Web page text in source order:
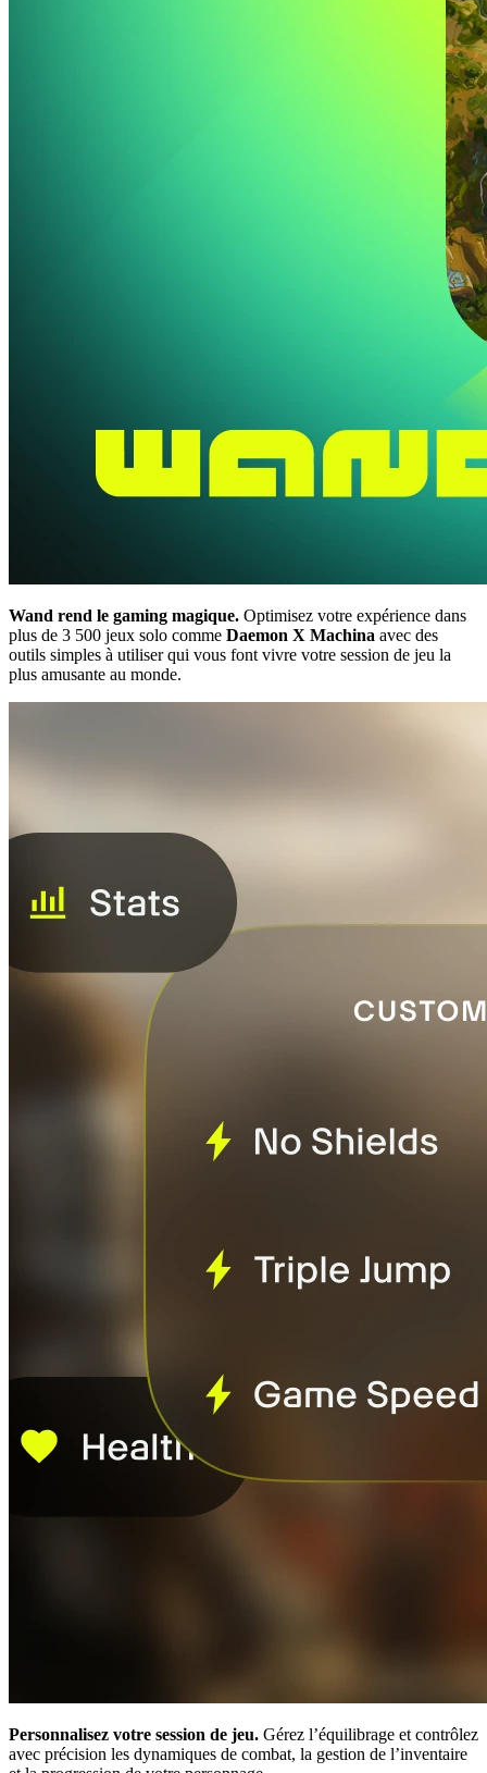
Wand rend le gaming magique. Optimisez votre expérience dans
plus de 3 500 jeux solo comme Daemon X Machina avec des
outils simples à utiliser qui vous font vivre votre session de jeu la
plus amusante au monde.
Personnalisez votre session de jeu. Gérez l’équilibrage et contrôlez
avec précision les dynamiques de combat, la gestion de l’inventaire